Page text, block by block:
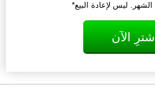
اشترِ الآن